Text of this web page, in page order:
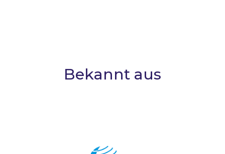
Bekannt aus